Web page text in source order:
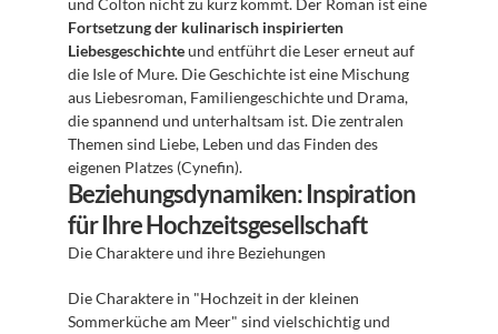
Fortsetzung der kulinarisch inspirierten
Liebesgeschichte und entführt die Leser erneut auf
die Isle of Mure. Die Geschichte ist eine Mischung
aus Liebesroman, Familiengeschichte und Drama,
die spannend und unterhaltsam ist. Die zentralen
Themen sind Liebe, Leben und das Finden des
eigenen Platzes (Cynefin).
Beziehungsdynamiken: Inspiration
für Ihre Hochzeitsgesellschaft
Die Charaktere und ihre Beziehungen
Die Charaktere in "Hochzeit in der kleinen
Sommerküche am Meer" sind vielschichtig und